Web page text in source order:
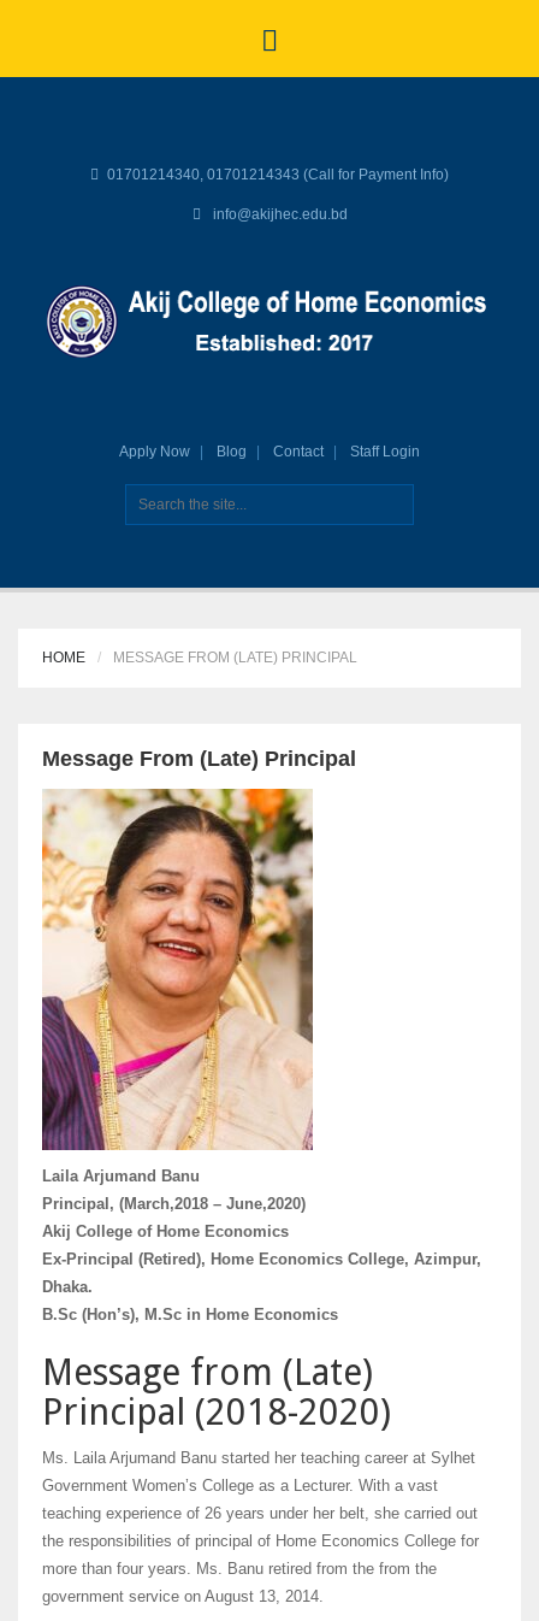
01701214340, 01701214343 (Call for Payment Info)
info@akijhec.edu.bd
Apply Now Blog Contact Staff Login
HOME MESSAGE FROM (LATE) PRINCIPAL
Message From (Late) Principal
Laila Arjumand Banu
Principal, (March,2018 – June,2020)
Akij College of Home Economics
Ex-Principal (Retired), Home Economics College, Azimpur,
Dhaka.
B.Sc (Hon’s), M.Sc in Home Economics
Message from (Late)
Principal (2018-2020)
Ms. Laila Arjumand Banu started her teaching career at Sylhet
Government Women’s College as a Lecturer. With a vast
teaching experience of 26 years under her belt, she carried out
the responsibilities of principal of Home Economics College for
more than four years. Ms. Banu retired from the from the
government service on August 13, 2014.